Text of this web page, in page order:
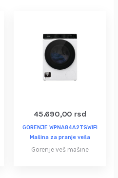
45.690,00 rsd
GORENJE WPNA84A2TSWIFI
Mašina za pranje veša
Gorenje veš mašine